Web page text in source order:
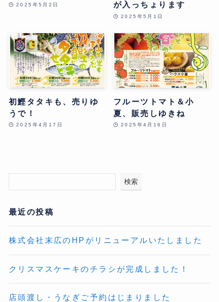
2025年5月2日 が入っちょります
2025年5月1日
初鰹タタキも、売りゆ
うで！
2025年4月17日
フルーツトマト＆小
夏、販売しゆきね
2025年4月16日
検索
最近の投稿
株式会社末広のHPがリニューアルいたしました
クリスマスケーキのチラシが完成しました！
店頭渡し・うなぎご予約はじまりました